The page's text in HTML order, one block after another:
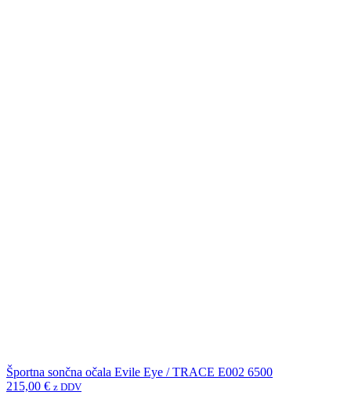
Športna sončna očala Evile Eye / TRACE E002 6500
215,00 € z DDV